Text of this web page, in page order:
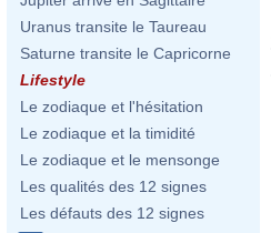
Uranus transite le Taureau
Saturne transite le Capricorne
Lifestyle
Le zodiaque et l'hésitation
Le zodiaque et la timidité
Le zodiaque et le mensonge
Les qualités des 12 signes
Les défauts des 12 signes